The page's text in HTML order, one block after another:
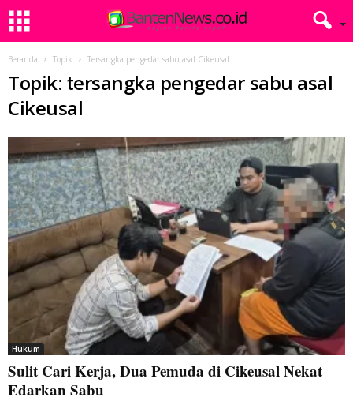
Beranda Topik Tersangka pengedar sabu asal Cikeusal
Topik: tersangka pengedar sabu asal
Cikeusal
Hukum
Sulit Cari Kerja, Dua Pemuda di Cikeusal Nekat
Edarkan Sabu